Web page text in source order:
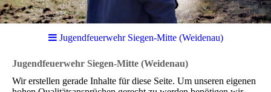
Jugendfeuerwehr Siegen-Mitte (Weidenau)
Jugendfeuerwehr Siegen-Mitte (Weidenau)
Wir erstellen gerade Inhalte für diese Seite. Um unseren eigenen